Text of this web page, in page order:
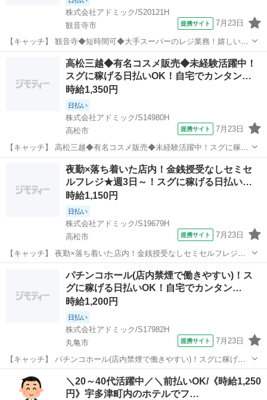
株式会社アドミック/S20121H
観音寺市
提携サイト 7月23日
【キャッチ】 観音寺◆短時間可◆大手スーパーのレジ業務！嬉しい日
払いOK！履歴書・来社不要！ 【コメント】 ピッタリのお仕事探しを
サポートします♪ ★安心してお仕事できるようしっかりサポート◎ ☆
お給料日前でも安心の日払...
観音寺市 その他
高松三越◆有名コスメ販売◆未経験活躍中！
スグに稼げる日払いOK！自宅でカンタン…
時給1,350円
日払い
株式会社アドミック/S14980H
高松市
提携サイト 7月23日
【キャッチ】 高松三越◆有名コスメ販売◆未経験活躍中！スグに稼げ
る日払いOK！自宅でカンタンWEB面談OK！ 【コメント】 「何度も
仕事を探すのは疲れる‥」そんなあなたに！ ★丁寧なサポート体制で
しっかりフォローします！...
高松市 その他
夜勤×落ち着いた店内！金銭授受なしセミセ
ルフレジ★週3日～！スグに稼げる日払い…
時給1,150円
日払い
株式会社アドミック/S19679H
高松市
提携サイト 7月23日
【キャッチ】 夜勤×落ち着いた店内！金銭授受なしセミセルフレジ★
週3日～！スグに稼げる日払いOK！自宅でカンタンWEB面談OK！
【コメント】 長期で安定してお仕事したいあなたにピッタリ♪ ★安心
してお仕事できるようしっ...
パチンコホール(店内禁煙で働きやすい)！ス
グに稼げる日払いOK！自宅でカンタン…
時給1,200円
日払い
株式会社アドミック/S17982H
丸亀市
提携サイト 7月23日
【キャッチ】 パチンコホール(店内禁煙で働きやすい)！スグに稼げる
日払いOK！自宅でカンタンWEB面談OK！ 【コメント】 ピッタリの
お仕事探しをサポートします♪ ★なんでもお気軽に相談できる万全の
サポート体制◎ ☆日払...
香川
＼20～40代活躍中／＼前払いOK/《時給1,250
円》宇多津町内のホテルでフ…